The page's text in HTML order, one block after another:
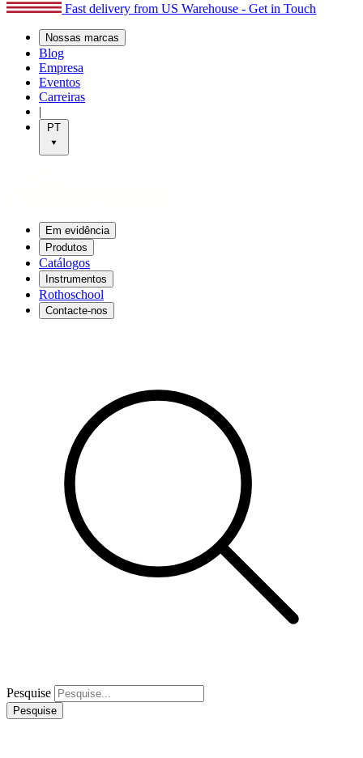
Fast delivery from US Warehouse - Get in Touch
Nossas marcas
Blog
Empresa
Eventos
Carreiras
|
PT
Em evidência
Produtos
Catálogos
Instrumentos
Rothoschool
Contacte-nos
Pesquise
Pesquise